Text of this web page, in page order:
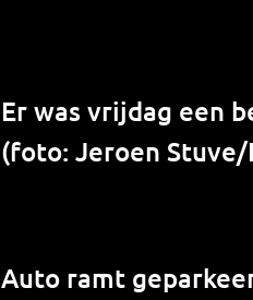
Er was vrijdag een
(foto: Jeroen
Auto ramt